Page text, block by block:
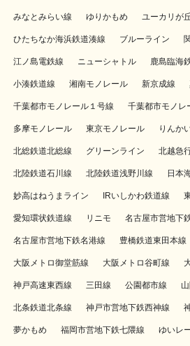
みなとみらい線 ゆりかもめ ユーカリが
ひたちなか海浜鉄道湊線 ブルーライン
江ノ島電鉄線 ニューシャトル 鹿島臨海
小湊鉄道線 湘南モノレール 新京成線
千葉都市モノレール１号線 千葉都市モノレ
多摩モノレール 東京モノレール りんか
北総鉄道北総線 グリーンライン 北越急
北陸鉄道石川線 北陸鉄道浅野川線 日本
妙高はねうまライン IRいしかわ鉄道線
愛知環状鉄道線 リニモ 名古屋市営地下
名古屋市営地下鉄名港線 豊橋鉄道東田本線
大阪メトロ御堂筋線 大阪メトロ谷町線
神戸高速東西線 三田線 公園都市線
北条鉄道北条線 神戸市営地下鉄西神線
夢かもめ 福岡市営地下鉄七隈線 ゆいレ